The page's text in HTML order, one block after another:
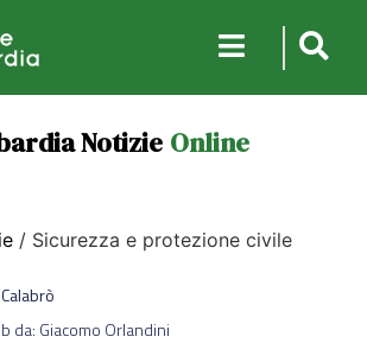
Notizie Online
/ Sicurezza e protezione civile
da: Giacomo Orlandini